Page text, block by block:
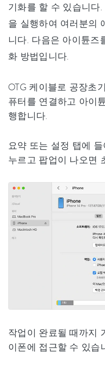
기화를 할 수 있습니다
을 실행하여 여러분의
니다. 다음은 아이튠즈
화 방법입니다.
OTG 케이블로 공장초
퓨터를 연결하고 아이
행합니다.
요약 또는 설정 탭에
누르고 팝업이 나오면
작업이 완료될 때까지
이폰에 접근할 수 있습